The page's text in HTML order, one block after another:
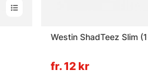
Westin ShadTeez Slim
fr. 12 kr